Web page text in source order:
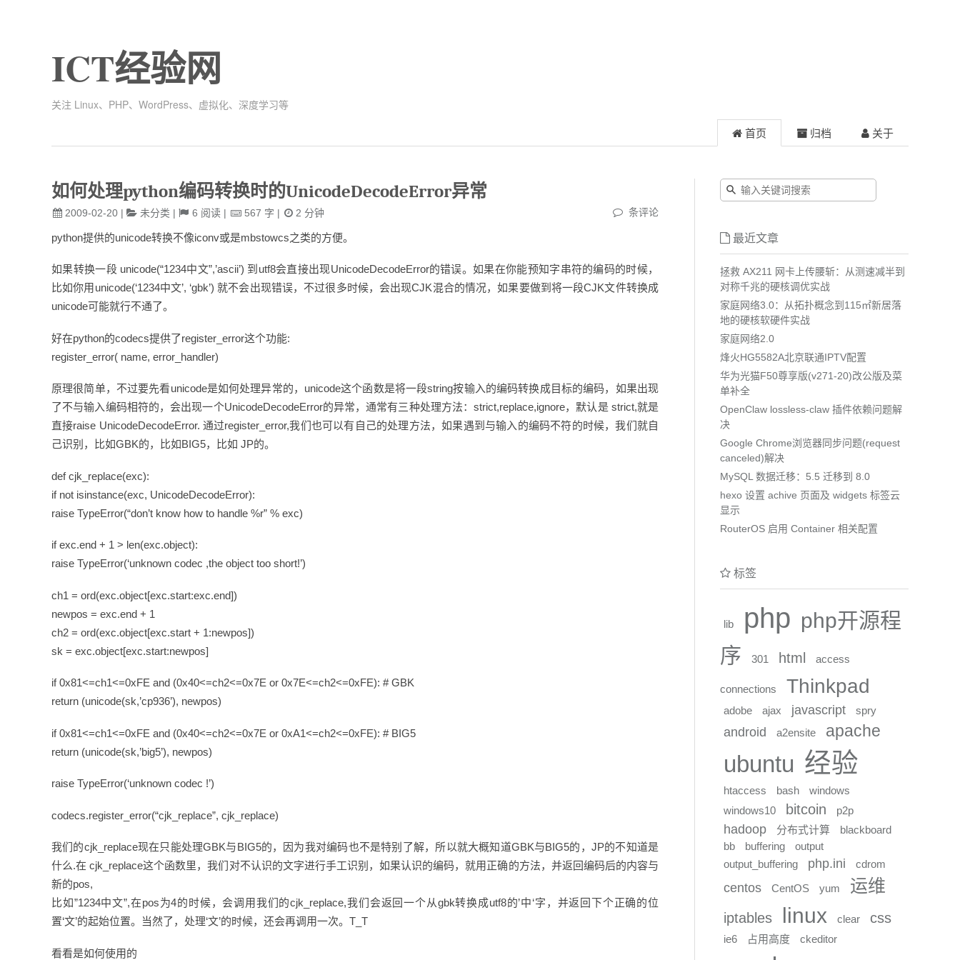
ICT经验网
关注 Linux、PHP、WordPress、虚拟化、深度学习等
首页 归档 关于
如何处理python编码转换时的UnicodeDecodeError异常
2009-02-20 | 未分类 | 6 阅读| 567 字 | 2 分钟 条评论
python提供的unicode转换不像iconv或是mbstowcs之类的方便。
如果转换一段 unicode(“1234中文”,’ascii’) 到utf8会直接出现UnicodeDecodeError的错误。如果在你能预知字串符的编码的时候，
比如你用unicode(‘1234中文’, ‘gbk’) 就不会出现错误，不过很多时候，会出现CJK混合的情况，如果要做到将一段CJK文件转换成
unicode可能就行不通了。
好在python的codecs提供了register_error这个功能:
register_error( name, error_handler)
原理很简单，不过要先看unicode是如何处理异常的，unicode这个函数是将一段string按输入的编码转换成目标的编码，如果出现
了不与输入编码相符的，会出现一个UnicodeDecodeError的异常，通常有三种处理方法：strict,replace,ignore，默认是 strict,就是
直接raise UnicodeDecodeError. 通过register_error,我们也可以有自己的处理方法，如果遇到与输入的编码不符的时候，我们就自
己识别，比如GBK的，比如BIG5，比如 JP的。
def cjk_replace(exc):
if not isinstance(exc, UnicodeDecodeError):
raise TypeError(“don’t know how to handle %r” % exc)
if exc.end + 1 > len(exc.object):
raise TypeError(‘unknown codec ,the object too short!’)
ch1 = ord(exc.object[exc.start:exc.end])
newpos = exc.end + 1
ch2 = ord(exc.object[exc.start + 1:newpos])
sk = exc.object[exc.start:newpos]
if 0x81<=ch1<=0xFE and (0x40<=ch2<=0x7E or 0x7E<=ch2<=0xFE): # GBK
return (unicode(sk,’cp936’), newpos)
if 0x81<=ch1<=0xFE and (0x40<=ch2<=0x7E or 0xA1<=ch2<=0xFE): # BIG5
return (unicode(sk,’big5’), newpos)
raise TypeError(‘unknown codec !’)
codecs.register_error(“cjk_replace”, cjk_replace)
我们的cjk_replace现在只能处理GBK与BIG5的，因为我对编码也不是特别了解，所以就大概知道GBK与BIG5的，JP的不知道是
什么.在 cjk_replace这个函数里，我们对不认识的文字进行手工识别，如果认识的编码，就用正确的方法，并返回编码后的内容与
新的pos,
比如”1234中文”,在pos为4的时候，会调用我们的cjk_replace,我们会返回一个从gbk转换成utf8的’中‘字，并返回下个正确的位
置‘文’的起始位置。当然了，处理‘文’的时候，还会再调用一次。T_T
看看是如何使用的
最近文章
拯救 AX211 网卡上传腰斩：从测速减半到
对称千兆的硬核调优实战
家庭网络3.0：从拓扑概念到115㎡新居落
地的硬核软硬件实战
家庭网络2.0
烽火HG5582A北京联通IPTV配置
华为光猫F50尊享版(v271-20)改公版及菜
单补全
OpenClaw lossless-claw 插件依赖问题解
决
Google Chrome浏览器同步问题(request
canceled)解决
MySQL 数据迁移：5.5 迁移到 8.0
hexo 设置 achive 页面及 widgets 标签云
显示
RouterOS 启用 Container 相关配置
标签
lib php php开源程
序
301 html access
connections Thinkpad
adobe ajax javascript spry
android a2ensite apache
ubuntu 经验
htaccess bash
windows
windows10
bitcoin p2p
hadoop 分布式计算
blackboard
bb
buffering
output
output_buffering
php.ini cdrom
centos CentOS yum 运维
iptables linux clear css
ie6 占用高度 ckeditor